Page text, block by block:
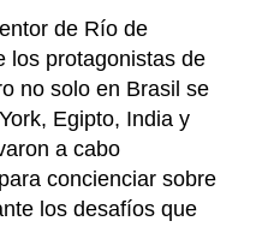
de Río de
los protagonistas de
no solo en Brasil se
Egipto, India y
a cabo
concienciar sobre
los desafíos que